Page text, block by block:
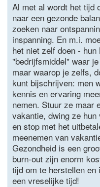
Al met al wordt het tijd
naar een gezonde
zoeken naar
inspanning. En m.i.
het niet zelf doen -
"bedrijfsmiddel" waar
maar waarop je zelfs,
kunt bijschrijven: men
kennis en ervaring
nemen. Stuur ze maar
vakantie, dwing ze
en stop met het
meenemen van
Gezondheid is een
burn-out zijn enorm
tijd om te herstellen
een vreselijke tijd!